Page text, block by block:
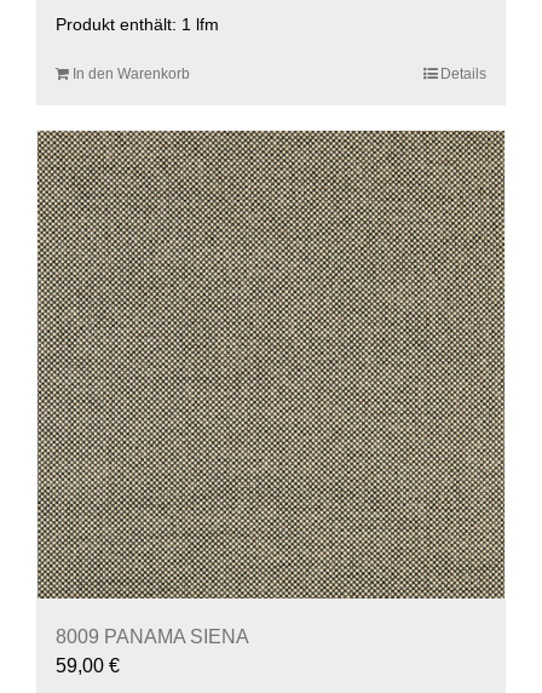
Produkt enthält: 1 lfm
In den Warenkorb Details
8009 PANAMA SIENA
59,00 €